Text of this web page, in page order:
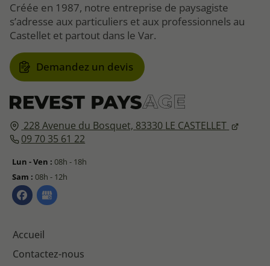
228 Avenue du Bosquet, 83330 LE CASTELLET
09 70 35 61 22
Lun - Ven : 08h - 18h
Sam : 08h - 12h
Accueil
Contactez-nous
Créée en 1987, notre entreprise de paysagiste
s’adresse aux particuliers et aux professionnels au
Castellet et partout dans le Var.
Demandez un devis